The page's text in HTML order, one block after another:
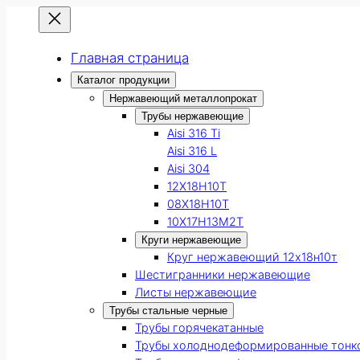
Главная страница
Каталог продукции
Нержавеющий металлопрокат
Трубы нержавеющие
Aisi 316 Ti
Aisi 316 L
Aisi 304
12Х18Н10Т
08Х18Н10Т
10Х17Н13М2Т
Круги нержавеющие
Круг нержавеющий 12х18н10т
Шестигранники нержавеющие
Листы нержавеющие
Трубы стальные черные
Трубы горячекатанные
Трубы холоднодеформированные